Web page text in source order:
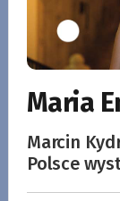
Maria
Marcin
Polsce